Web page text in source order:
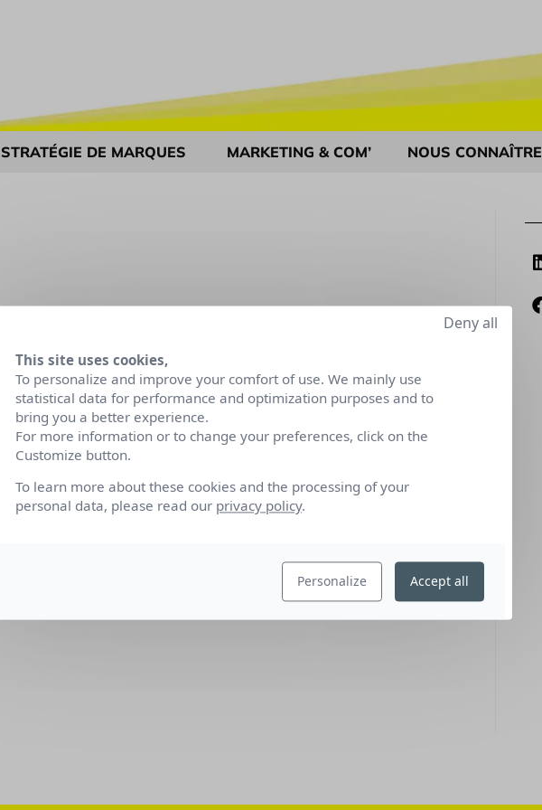
STRATÉGIE DE MARQUES MARKETING & COM’ NOUS CONNAÎTRE
This site uses cookies,
To personalize and improve your comfort of use. We mainly use
statistical data for performance and optimization purposes and to
bring you a better experience.
For more information or to change your preferences, click on the
Customize button.
To learn more about these cookies and the processing of your
personal data, please read our privacy policy.
Personalize
Deny all
Accept all